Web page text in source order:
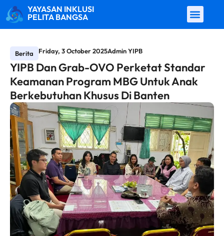
YAYASAN INKLUSI
PELITA BANGSA
Berita Friday, 3 October 2025Admin YIPB
YIPB Dan Grab-OVO Perketat Standar
Keamanan Program MBG Untuk Anak
Berkebutuhan Khusus Di Banten